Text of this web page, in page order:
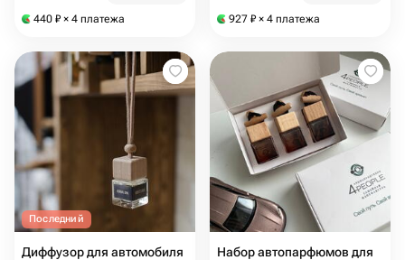
воздуха в авто,
440 ₽ × 4 платежа 927 ₽ × 4 платежа
Последний
Диффузор для автомобиля
Набор автопарфюмов для